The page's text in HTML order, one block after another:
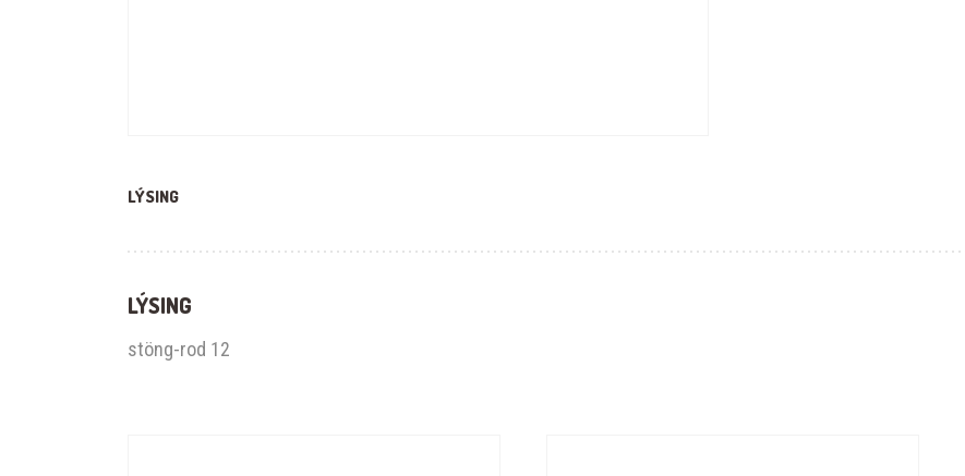
LÝSING
LÝSING
stöng-rod 12